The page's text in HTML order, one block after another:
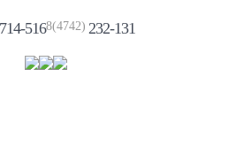
714-5168(4742) 232-131